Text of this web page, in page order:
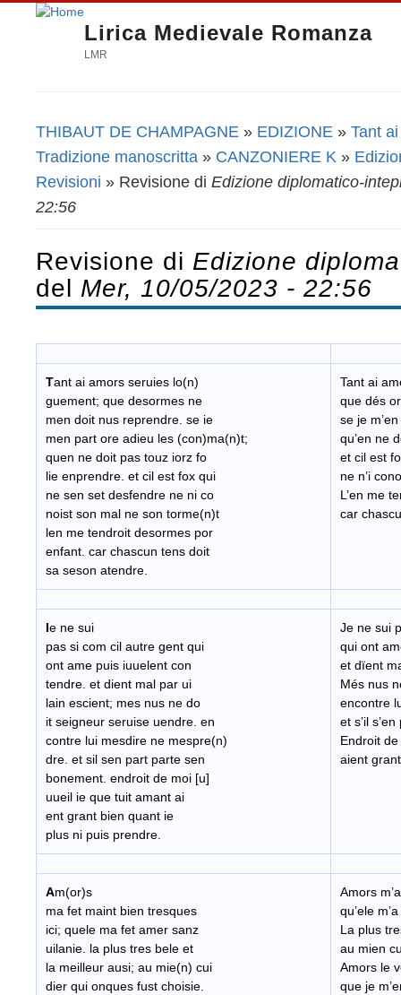
Lirica Medievale Romanza
LMR
Tu sei qui
THIBAUT DE CHAMPAGNE » EDIZIONE » Tant
Tradizione manoscritta » CANZONIERE K »
Revisioni » Revisione di Edizione diplomatico-
22:56
Revisione di Edizione
del Mer, 10/05/2023 - 22:56
Tant ai amors seruies lo(n)
guement; que desormes ne
men doit nus reprendre. se ie
men part ore adieu les (con)ma(n)t;
quen ne doit pas touz iorz fo
lie enprendre. et cil est fox qui
ne sen set desfendre ne ni co
noist son mal ne son torme(n)t
len me tendroit desormes por
enfant. car chascun tens doit
sa seson atendre.
Tant ai
que dés
se je
qu’en ne
et cil est
ne n’i
L’en me
car
Ie ne sui
pas si com cil autre gent qui
ont ame puis iuuelent con
tendre. et dient mal par ui
lain escient; mes nus ne do
it seigneur seruise uendre. en
contre lui mesdire ne mespre(n)
dre. et sil sen part parte sen
bonement. endroit de moi [u]
uueil ie que tuit amant ai
ent grant bien quant ie
plus ni puis prendre.
Je ne sui
qui ont
et dïent
Més nus
encontre
et s’il
Endroit
aient
Am(or)s
ma fet maint bien tresques
ici; quele ma fet amer sanz
uilanie. la plus tres bele et
la meilleur ausi; au mie(n) cui
dier qui onques fust choisie.
Amors
qu’ele
La plus
au mien
Amors le
que je